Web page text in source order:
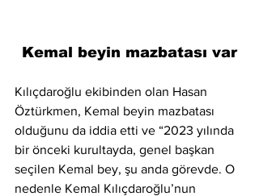
Kemal beyin mazbatası var
Kılıçdaroğlu ekibinden olan Hasan
Öztürkmen, Kemal beyin mazbatası
olduğunu da iddia etti ve “2023 yılında
bir önceki kurultayda, genel başkan
seçilen Kemal bey, şu anda görevde. O
nedenle Kemal Kılıçdaroğlu’nun